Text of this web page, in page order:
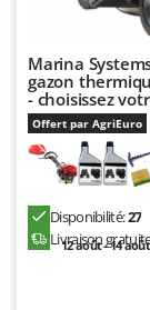
Treuils de
V
LAR
Lavor
Linea VZ
Lisam
Lotusgrill
Marina
gazon
- choisissez
Offert par AgriEuro
Disponibilité:27
Livraison gratuite
12 août - 14 août